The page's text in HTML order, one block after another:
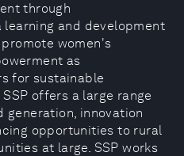
through
learning and development
women's
as
for sustainable
offers a large range
generation, innovation
opportunities to rural
at large. SSP works